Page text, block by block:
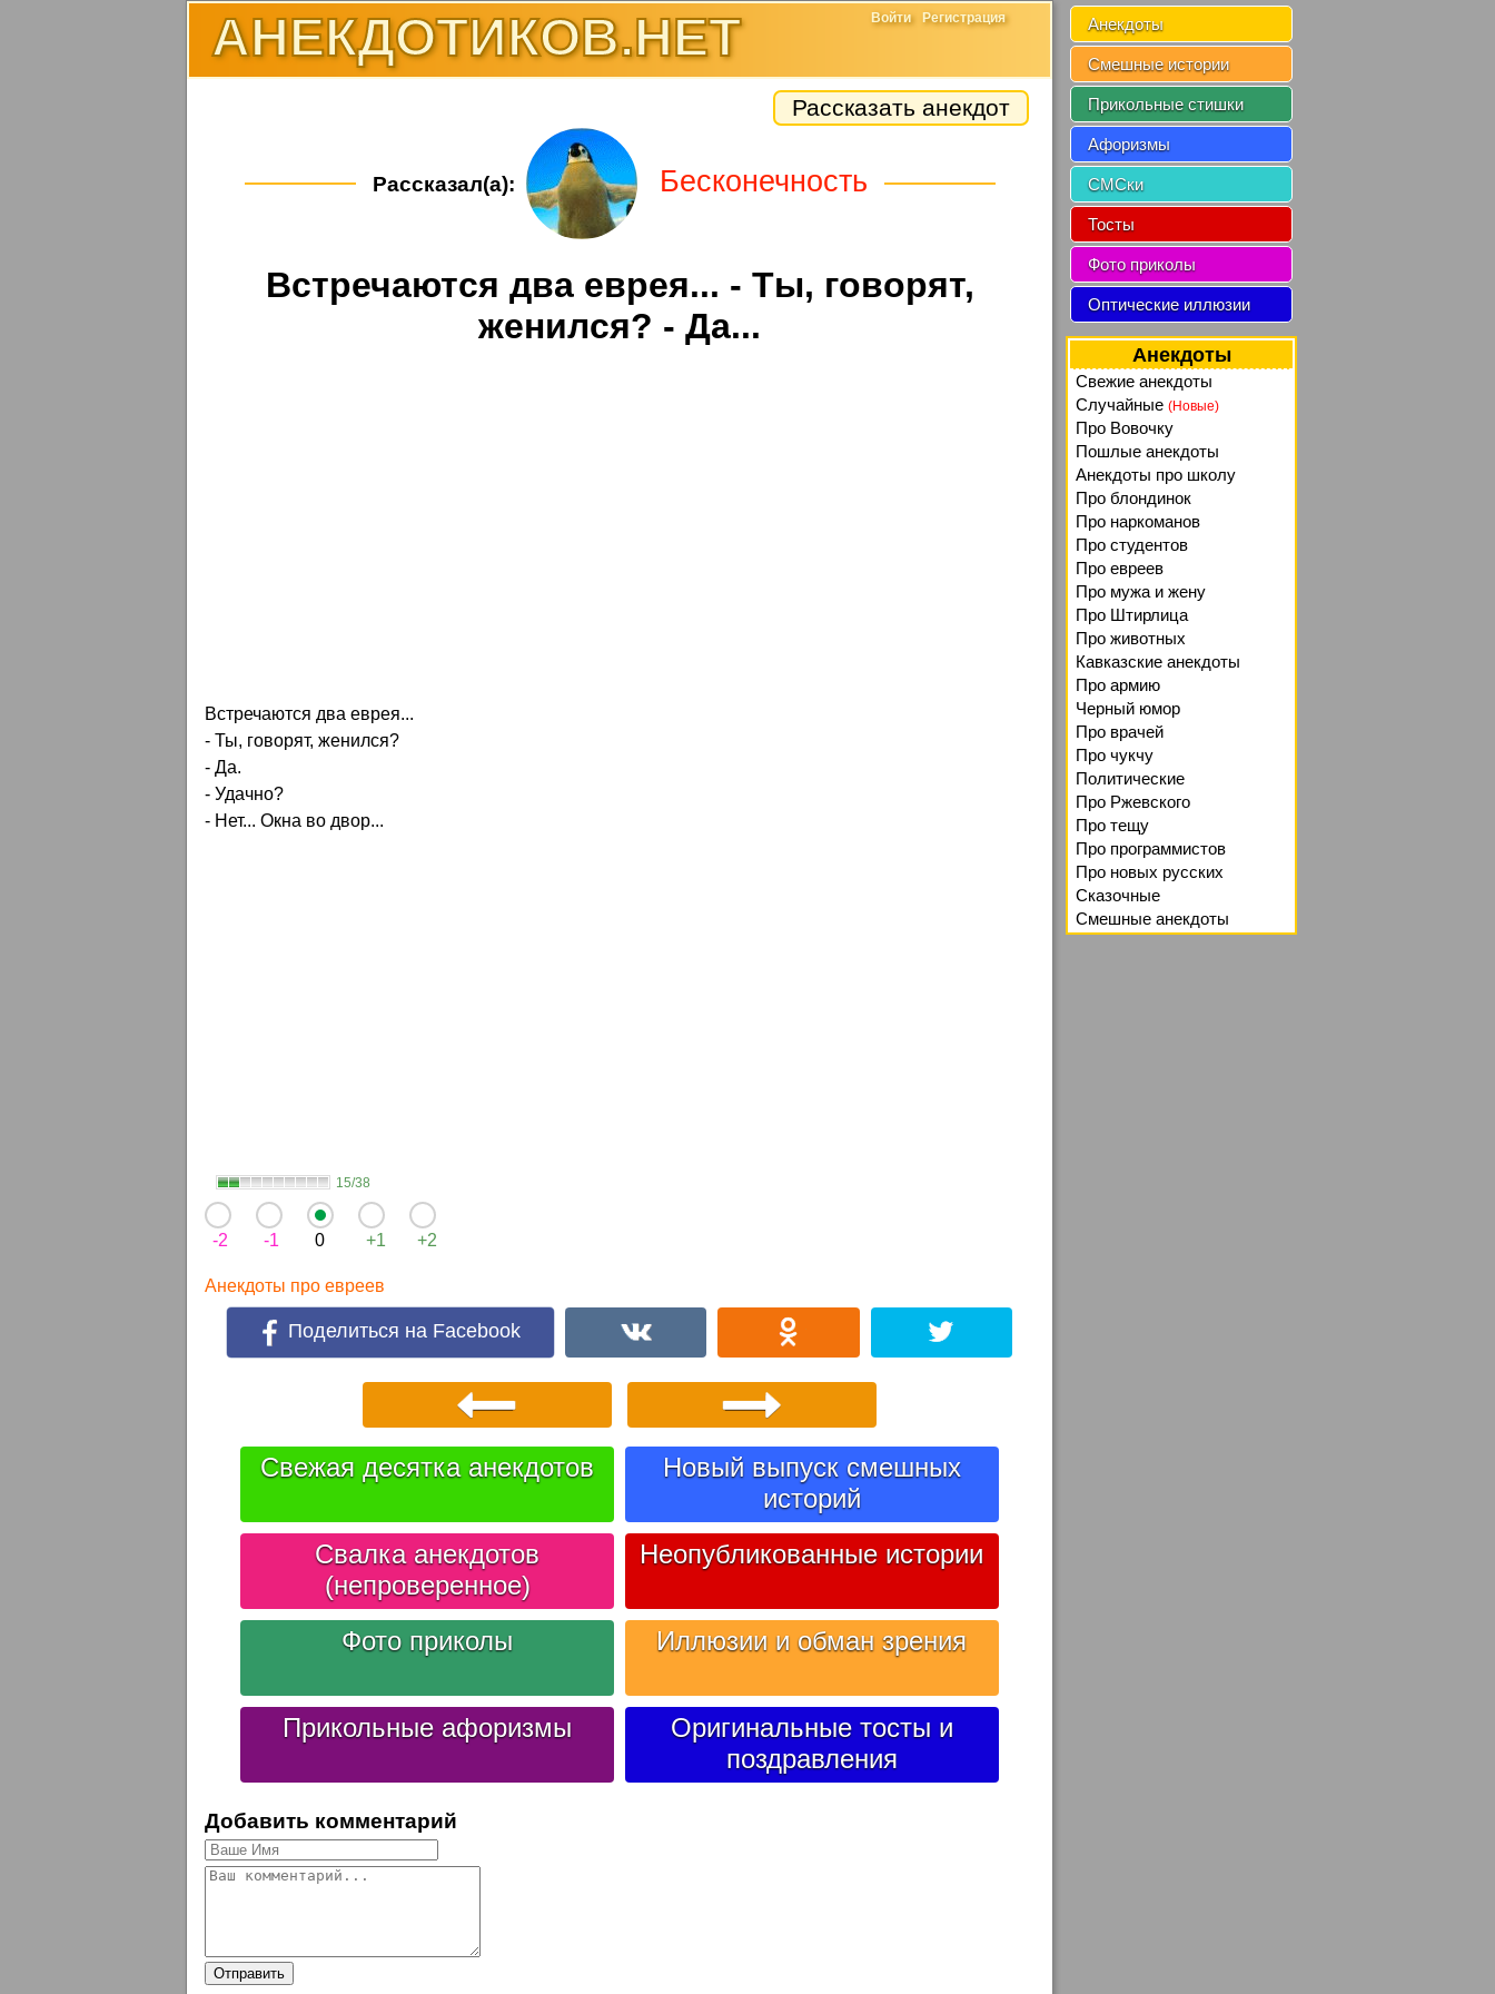
АНЕКДОТИКОВ.НЕТ Войти Регистрация
Рассказать анекдот
Рассказал(а): Бесконечность
Встречаются два еврея... - Ты, говорят,
женился? - Да...
Встречаются два еврея...
- Ты, говорят, женился?
- Да.
- Удачно?
- Нет... Окна во двор...
15/38
-2 -1 0 +1 +2
Анекдоты про евреев
Поделиться на Facebook
Свежая десятка анекдотов
Новый выпуск смешных
историй
Свалка анекдотов
(непроверенное)
Неопубликованные истории
Фото приколы Иллюзии и обман зрения
Прикольные афоризмы
Оригинальные тосты и
поздравления
Добавить комментарий
Анекдоты
Смешные истории
Прикольные стишки
Афоризмы
СМСки
Тосты
Фото приколы
Оптические иллюзии
Анекдоты
Свежие анекдоты
Случайные (Новые)
Про Вовочку
Пошлые анекдоты
Анекдоты про школу
Про блондинок
Про наркоманов
Про студентов
Про евреев
Про мужа и жену
Про Штирлица
Про животных
Кавказские анекдоты
Про армию
Черный юмор
Про врачей
Про чукчу
Политические
Про Ржевского
Про тещу
Про программистов
Про новых русских
Сказочные
Смешные анекдоты